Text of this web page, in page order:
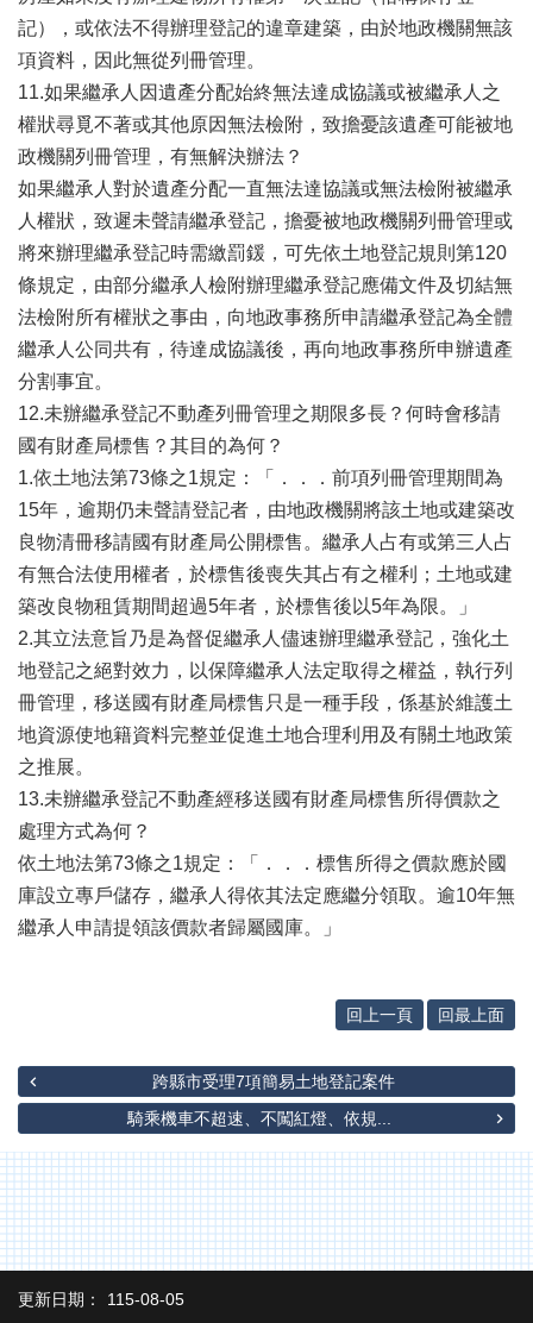
記），或依法不得辦理登記的違章建築，由於地政機關無該
項資料，因此無從列冊管理。
11.如果繼承人因遺產分配始終無法達成協議或被繼承人之
權狀尋覓不著或其他原因無法檢附，致擔憂該遺產可能被地
政機關列冊管理，有無解決辦法？
如果繼承人對於遺產分配一直無法達協議或無法檢附被繼承
人權狀，致遲未聲請繼承登記，擔憂被地政機關列冊管理或
將來辦理繼承登記時需繳罰鍰，可先依土地登記規則第120
條規定，由部分繼承人檢附辦理繼承登記應備文件及切結無
法檢附所有權狀之事由，向地政事務所申請繼承登記為全體
繼承人公同共有，待達成協議後，再向地政事務所申辦遺產
分割事宜。
12.未辦繼承登記不動產列冊管理之期限多長？何時會移請
國有財產局標售？其目的為何？
1.依土地法第73條之1規定：「．．．前項列冊管理期間為
15年，逾期仍未聲請登記者，由地政機關將該土地或建築改
良物清冊移請國有財產局公開標售。繼承人占有或第三人占
有無合法使用權者，於標售後喪失其占有之權利；土地或建
築改良物租賃期間超過5年者，於標售後以5年為限。」
2.其立法意旨乃是為督促繼承人儘速辦理繼承登記，強化土
地登記之絕對效力，以保障繼承人法定取得之權益，執行列
冊管理，移送國有財產局標售只是一種手段，係基於維護土
地資源使地籍資料完整並促進土地合理利用及有關土地政策
之推展。
13.未辦繼承登記不動產經移送國有財產局標售所得價款之
處理方式為何？
依土地法第73條之1規定：「．．．標售所得之價款應於國
庫設立專戶儲存，繼承人得依其法定應繼分領取。逾10年無
繼承人申請提領該價款者歸屬國庫。」
回上一頁 回最上面
跨縣市受理7項簡易土地登記案件
騎乘機車不超速、不闖紅燈、依規...
更新日期：
115-08-05